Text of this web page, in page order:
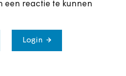
een reactie te kunnen
Login